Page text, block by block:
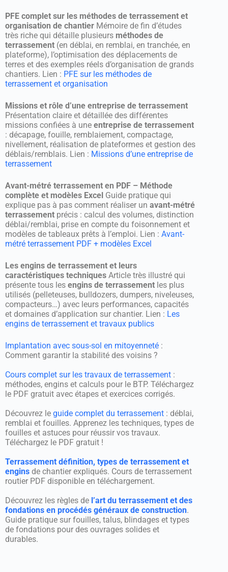
PFE complet sur les méthodes de terrassement et
organisation de chantier Mémoire de fin d’études
très riche qui détaille plusieurs méthodes de
terrassement (en déblai, en remblai, en tranchée, en
plateforme), l’optimisation des déplacements de
terres et des exemples réels d’organisation de grands
chantiers. Lien : PFE sur les méthodes de
terrassement et organisation
Missions et rôle d’une entreprise de terrassement
Présentation claire et détaillée des différentes
missions confiées à une entreprise de terrassement
: décapage, fouille, remblaiement, compactage,
nivellement, réalisation de plateformes et gestion des
déblais/remblais. Lien : Missions d’une entreprise de
terrassement
Avant-métré terrassement en PDF – Méthode
complète et modèles Excel Guide pratique qui
explique pas à pas comment réaliser un avant-métré
terrassement précis : calcul des volumes, distinction
déblai/remblai, prise en compte du foisonnement et
modèles de tableaux prêts à l’emploi. Lien : Avant-
métré terrassement PDF + modèles Excel
Les engins de terrassement et leurs
caractéristiques techniques Article très illustré qui
présente tous les engins de terrassement les plus
utilisés (pelleteuses, bulldozers, dumpers, niveleuses,
compacteurs…) avec leurs performances, capacités
et domaines d’application sur chantier. Lien : Les
engins de terrassement et travaux publics
Implantation avec sous-sol en mitoyenneté :
Comment garantir la stabilité des voisins ?
Cours complet sur les travaux de terrassement :
méthodes, engins et calculs pour le BTP. Téléchargez
le PDF gratuit avec étapes et exercices corrigés.
Découvrez le guide complet du terrassement : déblai,
remblai et fouilles. Apprenez les techniques, types de
fouilles et astuces pour réussir vos travaux.
Téléchargez le PDF gratuit !
Terrassement définition, types de terrassement et
engins de chantier expliqués. Cours de terrassement
routier PDF disponible en téléchargement.
Découvrez les règles de l’art du terrassement et des
fondations en procédés généraux de construction.
Guide pratique sur fouilles, talus, blindages et types
de fondations pour des ouvrages solides et
durables.